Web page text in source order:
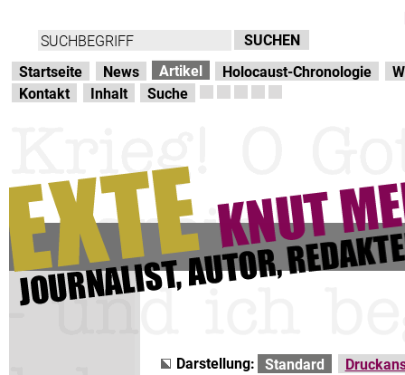
Startseite News Artikel Holocaust-Chronologie
Kontakt
Inhalt Suche
Darstellung: Standard